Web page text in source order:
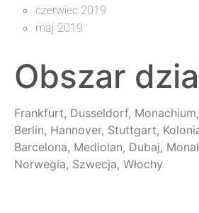
czerwiec 2019
maj 2019
Obszar
Frankfurt, Dusseldorf,
Berlin, Hannover, Stuttgart,
Barcelona, Mediolan, Dubaj,
Norwegia, Szwecja, Włochy